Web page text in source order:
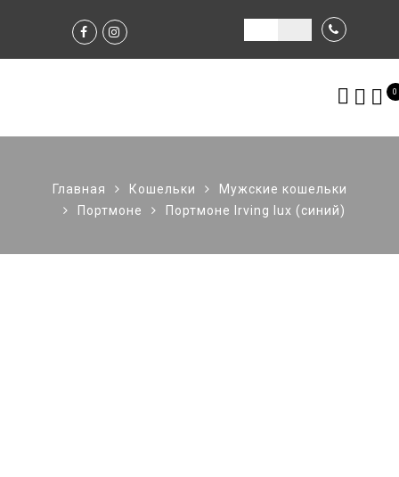
0
Главная Кошельки
Мужские кошельки
Портмоне
Портмоне Irving lux (синий)